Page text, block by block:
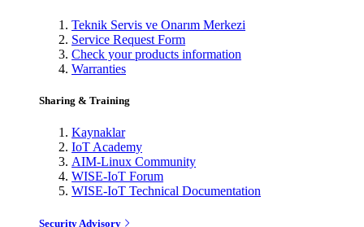
Teknik Servis ve Onarım Merkezi
Service Request Form
Check your products information
Warranties
Sharing & Training
Kaynaklar
IoT Academy
AIM-Linux Community
WISE-IoT Forum
WISE-IoT Technical Documentation
Security Advisory